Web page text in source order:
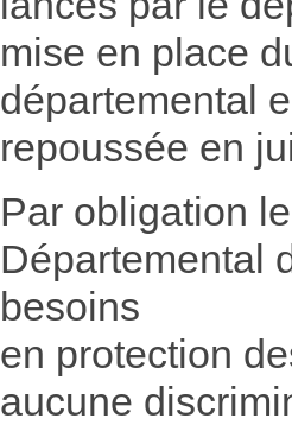
mise en place
départemental
repoussée en
Par obligation
Départemental
besoins
en protection
aucune